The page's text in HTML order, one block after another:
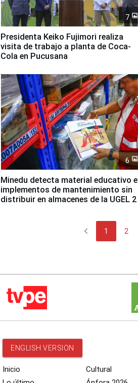
7
Presidenta Keiko Fujimori realiza
visita de trabajo a planta de Coca-
Cola en Pucusana
6
Minedu detecta material educativo e
implementos de mantenimiento sin
distribuir en almacenes de la UGEL 2
chevron_left 1 2
ENGLISH VERSION
Inicio
Cultural